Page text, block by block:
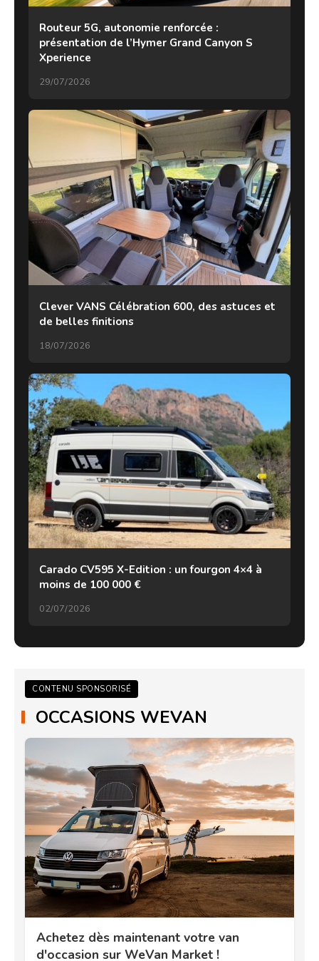
Routeur 5G, autonomie renforcée :
présentation de l’Hymer Grand Canyon S
Xperience
29/07/2026
Clever VANS Célébration 600, des astuces et
de belles finitions
18/07/2026
Carado CV595 X-Edition : un fourgon 4×4 à
moins de 100 000 €
02/07/2026
CONTENU SPONSORISÉ
OCCASIONS WEVAN
Achetez dès maintenant votre van
d'occasion sur WeVan Market !